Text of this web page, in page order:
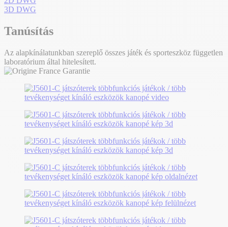
3D DWG
Tanúsítás
Az alapkínálatunkban szereplő összes játék és sporteszköz független
laboratórium által hitelesített.